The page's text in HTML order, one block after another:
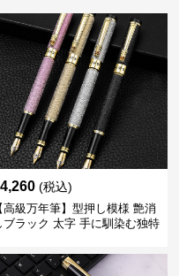
4,260 (税込)
高級万年筆】型押し模様 艶消
ブラック 太字 手に馴染む独特
い